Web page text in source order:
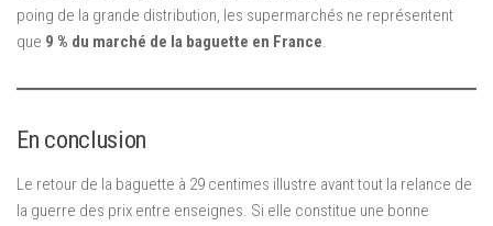
poing de la grande distribution, les supermarchés ne représentent
que 9 % du marché de la baguette en France.
En conclusion
Le retour de la baguette à 29 centimes illustre avant tout la relance de
la guerre des prix entre enseignes. Si elle constitue une bonne